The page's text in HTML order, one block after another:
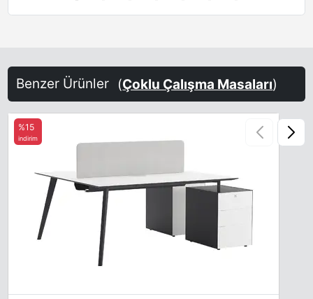
Terra Brown Sand-Yellow Steel Blue
Benzer Ürünler (Çoklu Çalışma Masaları)
%15
indirim